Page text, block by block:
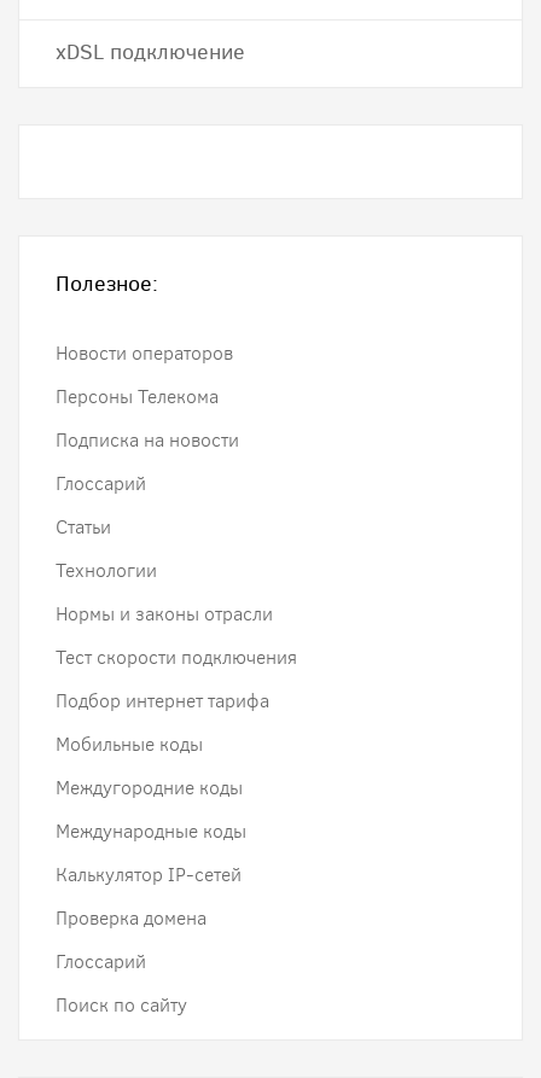
хDSL подключение
Полезное:
Новости операторов
Персоны Телекома
Подписка на новости
Глоссарий
Статьи
Технологии
Нормы и законы отрасли
Тест скорости подключения
Подбор интернет тарифа
Мобильные коды
Междугородние коды
Международные коды
Калькулятор IP-сетей
Проверка домена
Глоссарий
Поиск по сайту